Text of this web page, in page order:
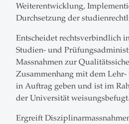
Weiterentwicklung,
Durchsetzung der
Entscheidet rechtsverbindlich
Studien- und
Massnahmen zur
Zusammenhang mit dem
in Auftrag geben und ist im
der Universität weisungsbefugt.
Ergreift